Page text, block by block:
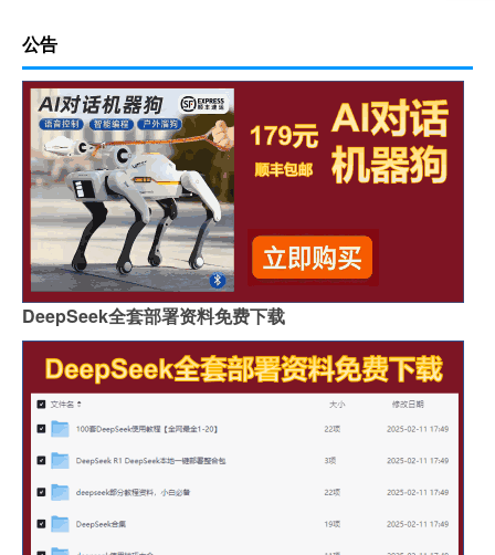
公告
DeepSeek全套部署资料免费下载